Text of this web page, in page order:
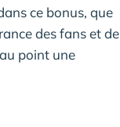
ce bonus, que
des fans et de
point une